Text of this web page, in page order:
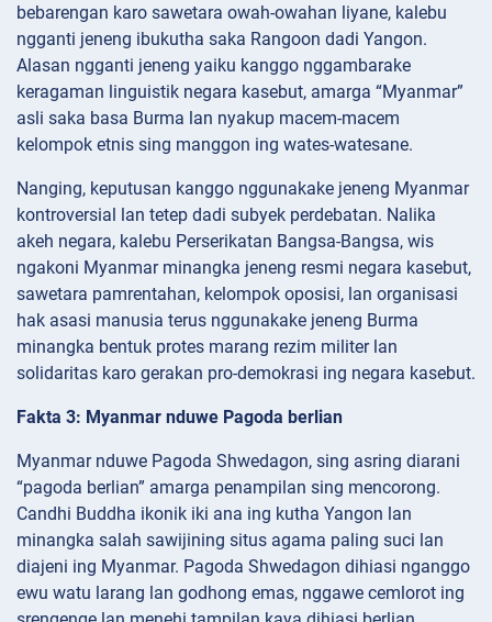
bebarengan karo sawetara owah-owahan liyane, kalebu
ngganti jeneng ibukutha saka Rangoon dadi Yangon.
Alasan ngganti jeneng yaiku kanggo nggambarake
keragaman linguistik negara kasebut, amarga “Myanmar”
asli saka basa Burma lan nyakup macem-macem
kelompok etnis sing manggon ing wates-watesane.
Nanging, keputusan kanggo nggunakake jeneng Myanmar
kontroversial lan tetep dadi subyek perdebatan. Nalika
akeh negara, kalebu Perserikatan Bangsa-Bangsa, wis
ngakoni Myanmar minangka jeneng resmi negara kasebut,
sawetara pamrentahan, kelompok oposisi, lan organisasi
hak asasi manusia terus nggunakake jeneng Burma
minangka bentuk protes marang rezim militer lan
solidaritas karo gerakan pro-demokrasi ing negara kasebut.
Fakta 3: Myanmar nduwe Pagoda berlian
Myanmar nduwe Pagoda Shwedagon, sing asring diarani
“pagoda berlian” amarga penampilan sing mencorong.
Candhi Buddha ikonik iki ana ing kutha Yangon lan
minangka salah sawijining situs agama paling suci lan
diajeni ing Myanmar. Pagoda Shwedagon dihiasi nganggo
ewu watu larang lan godhong emas, nggawe cemlorot ing